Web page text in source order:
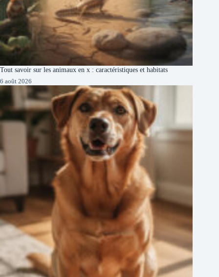
Tout savoir sur les animaux en x : caractéristiques et habitats
6 août 2026